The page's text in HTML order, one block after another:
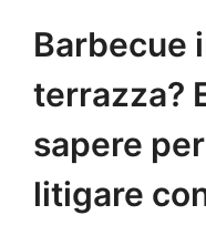
Barbecue
terrazza?
sapere
litigare